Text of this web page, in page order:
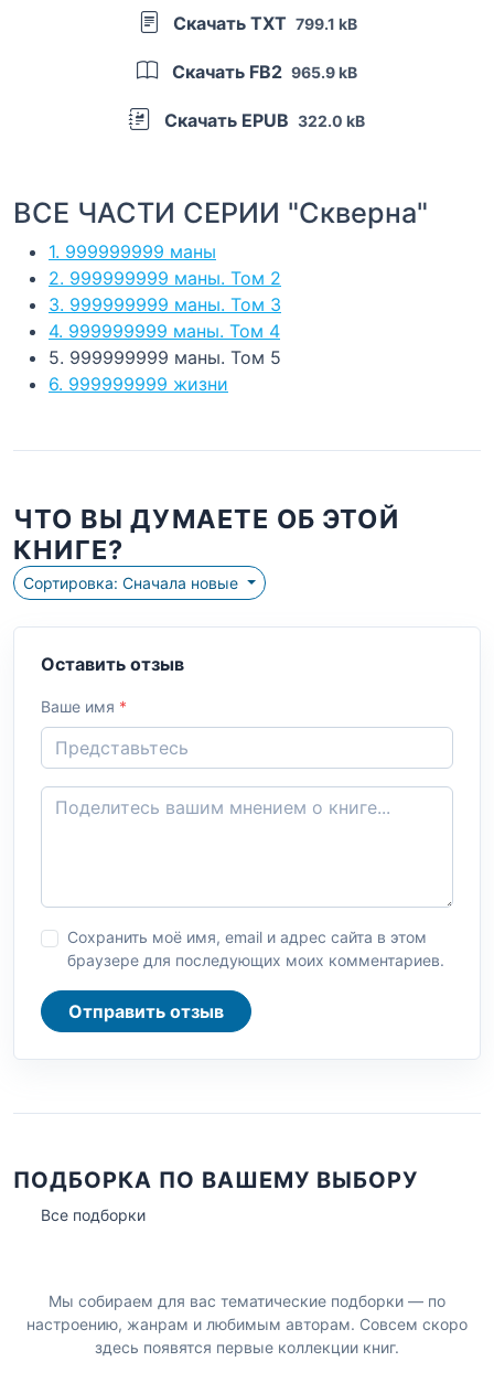
Скачать TXT 799.1 kB
Скачать FB2 965.9 kB
Скачать EPUB 322.0 kB
ВСЕ ЧАСТИ СЕРИИ "Скверна"
1. 999999999 маны
2. 999999999 маны. Том 2
3. 999999999 маны. Том 3
4. 999999999 маны. Том 4
5. 999999999 маны. Том 5
6. 999999999 жизни
ЧТО ВЫ ДУМАЕТЕ ОБ ЭТОЙ
КНИГЕ?
Сортировка: Сначала новые
Оставить отзыв
Ваше имя *
Сохранить моё имя, email и адрес сайта в этом
браузере для последующих моих комментариев.
Отправить отзыв
ПОДБОРКА ПО ВАШЕМУ ВЫБОРУ
Все подборки
Мы собираем для вас тематические подборки — по
настроению, жанрам и любимым авторам. Совсем скоро
здесь появятся первые коллекции книг.